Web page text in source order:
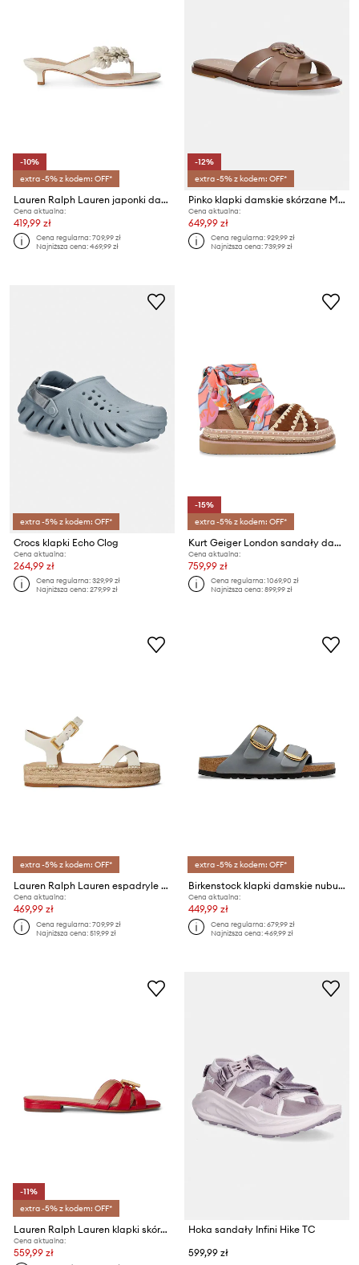
-10%
extra -5% z kodem: OFF*
Lauren Ralph Lauren japonki damskie skórzane Frncsa Flwr
Cena aktualna:
419,99 zł
Cena regularna:709,99 zł
Najniższa cena:469,99 zł
-12%
extra -5% z kodem: OFF*
Pinko klapki damskie skórzane Milly 04
Cena aktualna:
649,99 zł
Cena regularna:929,99 zł
Najniższa cena:739,99 zł
extra -5% z kodem: OFF*
Crocs klapki Echo Clog
Cena aktualna:
264,99 zł
Cena regularna:329,99 zł
Najniższa cena:279,99 zł
-15%
extra -5% z kodem: OFF*
Kurt Geiger London sandały damskie skórzane Orson Cross Scarf Sdl
Cena aktualna:
759,99 zł
Cena regularna:1069,90 zł
Najniższa cena:899,99 zł
extra -5% z kodem: OFF*
Lauren Ralph Lauren espadryle damskie skórzane Emeryn
Cena aktualna:
469,99 zł
Cena regularna:709,99 zł
Najniższa cena:519,99 zł
extra -5% z kodem: OFF*
Birkenstock klapki damskie nubukowe Arizona Big Buckle
Cena aktualna:
449,99 zł
Cena regularna:679,99 zł
Najniższa cena:469,99 zł
-11%
extra -5% z kodem: OFF*
Lauren Ralph Lauren klapki skórzane Blaike Slide
Cena aktualna:
559,99 zł
Hoka sandały Infini Hike TC
599,99 zł